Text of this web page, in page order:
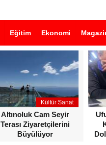
Eğitim Ekonomi
Kültür Sanat
Altınoluk Cam Seyir
Terası Ziyaretçilerini
Büyülüyor